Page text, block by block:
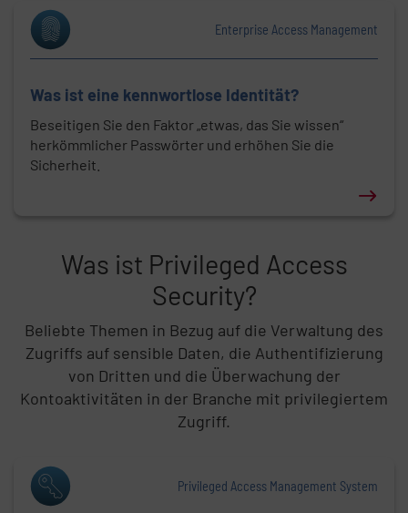
Enterprise Access Management
Was ist eine kennwortlose Identität?
Beseitigen Sie den Faktor „etwas, das Sie wissen“
herkömmlicher Passwörter und erhöhen Sie die
Sicherheit.
Listeninhalt überspringen
Was ist Privileged Access
Security?
Beliebte Themen in Bezug auf die Verwaltung des
Zugriffs auf sensible Daten, die Authentifizierung
von Dritten und die Überwachung der
Kontoaktivitäten in der Branche mit privilegiertem
Zugriff.
Privileged Access Management System